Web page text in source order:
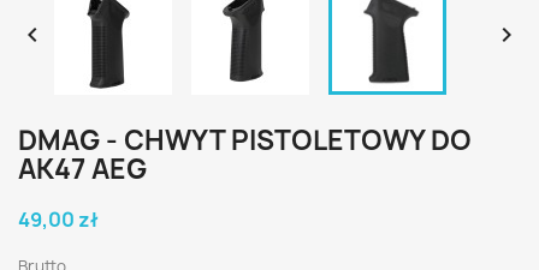
 
DMAG - CHWYT PISTOLETOWY DO
AK47 AEG
49,00 zł